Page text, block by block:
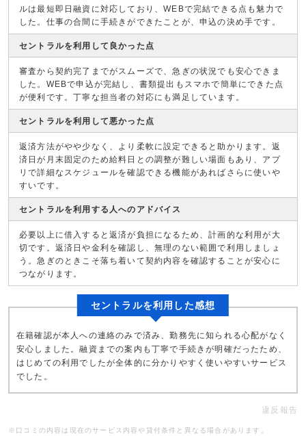
ルは最短即日融資に対応しており、WEBで完結できる点も魅力で
した。仕事の合間に手続きができたことが、申込の決め手です。
セントラルを利用して良かった点
審査から契約完了までがスムーズで、急ぎの状況でも安心できま
した。WEBで申込が完結し、書類提出もスマホで簡単にできた点
が便利です。丁寧な担当者の対応にも満足しています。
セントラルを利用して悪かった点
返済方法がやや少なく、より柔軟に設定できると助かります。返
済日が月末固定のため給料日との調整が難しい場面もあり、アプ
リで詳細なスケジュールを確認できる機能があればさらに使いや
すいです。
セントラルを利用する人へのアドバイス
必要以上に借入すると返済が負担になるため、計画的な利用が大
切です。返済日や金利を確認し、無理のない範囲で利用しましょ
う。急ぎのときこそ落ち着いて契約内容を確認することが安心に
つながります。
セントラルを利用した感想
在籍確認が本人への連絡のみで済み、勤務先に知られる心配がなく
安心しました。融資までの案内も丁寧で手続きが明確だったため、
はじめての利用でしたが全体的に分かりやすく使いやすいサービス
でした。
違反報告
※口コミの内容は現在のサービス内容や貸付条件と異なる場合があります。